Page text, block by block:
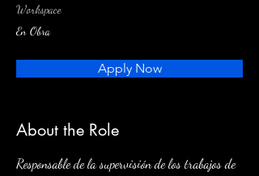
Workspace
En Obra
Apply Now
About the Role
Responsable de la supervisión de los trabajos de